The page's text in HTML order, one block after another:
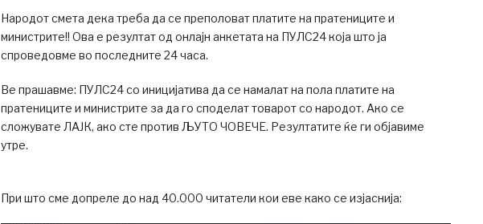
Народот смета дека треба да се преполоват платите на пратениците и
министрите!! Ова е резултат од онлајн анкетата на ПУЛС24 која што ја
спроведовме во последните 24 часа.
Ве прашавме: ПУЛС24 со иницијатива да се намалат на пола платите на
пратениците и министрите за да го споделат товарот со народот. Ако се
сложувате ЛАЈК, ако сте против ЉУТО ЧОВЕЧЕ. Резултатите ќе ги објавиме
утре.
При што сме допреле до над 40.000 читатели кои еве како се изјаснија: